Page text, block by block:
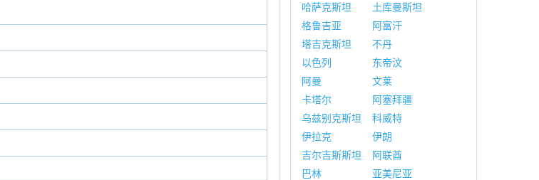
哈萨克斯坦
土库曼斯坦
格鲁吉亚
阿富汗
塔吉克斯坦
不丹
以色列
东帝汶
阿曼
文莱
卡塔尔
阿塞拜疆
乌兹别克斯坦
科威特
伊拉克
伊朗
吉尔吉斯斯坦
阿联酋
巴林
亚美尼亚